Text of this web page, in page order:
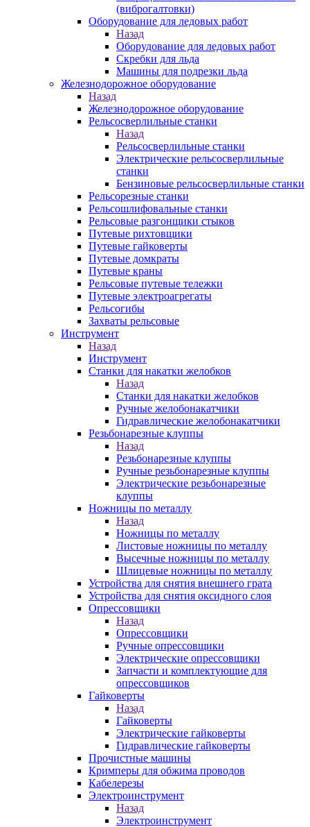
(виброгалтовки)
Оборудование для ледовых работ
Назад
Оборудование для ледовых работ
Скребки для льда
Машины для подрезки льда
Железнодорожное оборудование
Назад
Железнодорожное оборудование
Рельсосверлильные станки
Назад
Рельсосверлильные станки
Электрические рельсосверлильные
станки
Бензиновые рельсосверлильные станки
Рельсорезные станки
Рельсошлифовальные станки
Рельсовые разгонщики стыков
Путевые рихтовщики
Путевые гайковерты
Путевые домкраты
Путевые краны
Рельсовые путевые тележки
Путевые электроагрегаты
Рельсогибы
Захваты рельсовые
Инструмент
Назад
Инструмент
Станки для накатки желобков
Назад
Станки для накатки желобков
Ручные желобонакатчики
Гидравлические желобонакатчики
Резьбонарезные клуппы
Назад
Резьбонарезные клуппы
Ручные резьбонарезные клуппы
Электрические резьбонарезные
клуппы
Ножницы по металлу
Назад
Ножницы по металлу
Листовые ножницы по металлу
Высечные ножницы по металлу
Шлицевые ножницы по металлу
Устройства для снятия внешнего грата
Устройства для снятия оксидного слоя
Опрессовщики
Назад
Опрессовщики
Ручные опрессовщики
Электрические опрессовщики
Запчасти и комплектующие для
опрессовщиков
Гайковерты
Назад
Гайковерты
Электрические гайковерты
Гидравлические гайковерты
Прочистные машины
Кримперы для обжима проводов
Кабелерезы
Электроинструмент
Назад
Электроинструмент